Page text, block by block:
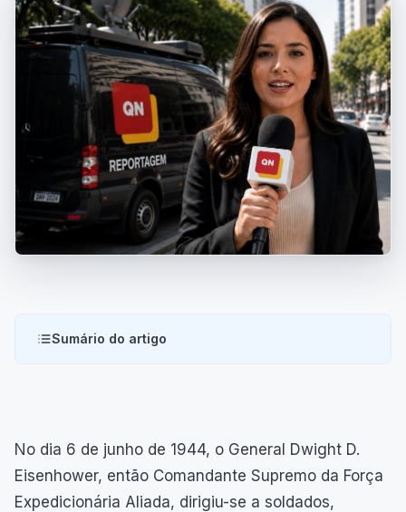
Sumário do artigo
No dia 6 de junho de 1944, o General Dwight D.
Eisenhower, então Comandante Supremo da Força
Expedicionária Aliada, dirigiu-se a soldados,